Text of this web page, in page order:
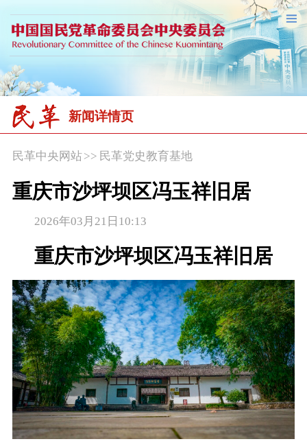
新闻详情页
民革中央网站>> 民革党史教育基地
重庆市沙坪坝区冯玉祥旧居
2026年03月21日10:13
重庆市沙坪坝区冯玉祥旧居